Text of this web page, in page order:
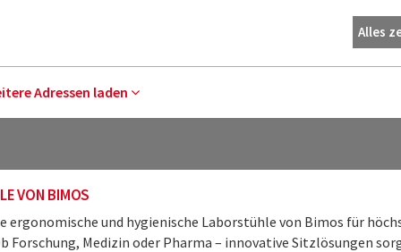
Alles
Adressen laden
VON BIMOS
ergonomische und hygienische Laborstühle von Bimos für
Forschung, Medizin oder Pharma – innovative Sitzlösungen